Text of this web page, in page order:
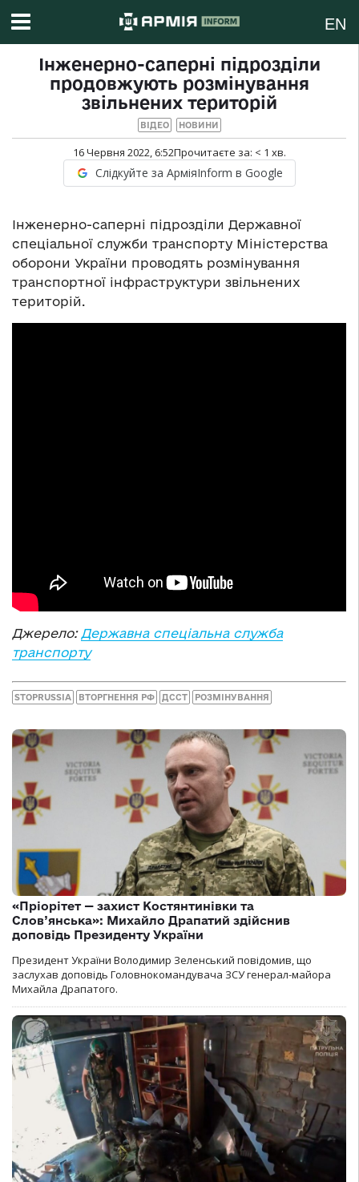
EN
Інженерно-саперні підрозділи
продовжують розмінування
звільнених територій
ВІДЕО НОВИНИ
16 Червня 2022, 6:52Прочитаєте за: < 1 хв.
Слідкуйте за АрміяInform в Google
Інженерно-саперні підрозділи Державної
спеціальної служби транспорту Міністерства
оборони України проводять розмінування
транспортної інфраструктури звільнених
територій.
Джерело: Державна спеціальна служба
транспорту
STOPRUSSIA ВТОРГНЕННЯ РФ ДССТ РОЗМІНУВАННЯ
«Пріорітет — захист Костянтинівки та
Слов’янська»: Михайло Драпатий здійснив
доповідь Президенту України
Президент України Володимир Зеленський повідомив, що
заслухав доповідь Головнокомандувача ЗСУ генерал-майора
Михайла Драпатого.